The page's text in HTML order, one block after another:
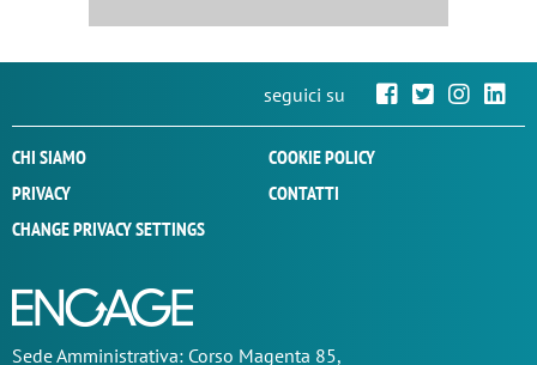
seguici su
CHI SIAMO
COOKIE POLICY
PRIVACY
CONTATTI
CHANGE PRIVACY SETTINGS
SedeAmministrativa: Corso Magenta 85,